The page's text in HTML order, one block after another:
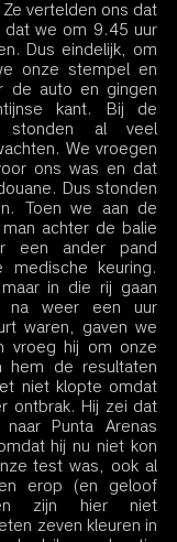
vertelden ons dat
dat we om 9.45 uur
Dus eindelijk, om
onze stempel en
de auto en gingen
kant. Bij de
stonden al veel
We vroegen
ons was en dat
Dus stonden
Toen we aan de
achter de balie
een ander pand
medische keuring.
in die rij gaan
na weer een uur
waren, gaven we
vroeg hij om onze
hem de resultaten
niet klopte omdat
ontbrak. Hij zei dat
Punta Arenas
hij nu niet kon
test was, ook al
erop (en geloof
zijn hier niet
zeven kleuren in